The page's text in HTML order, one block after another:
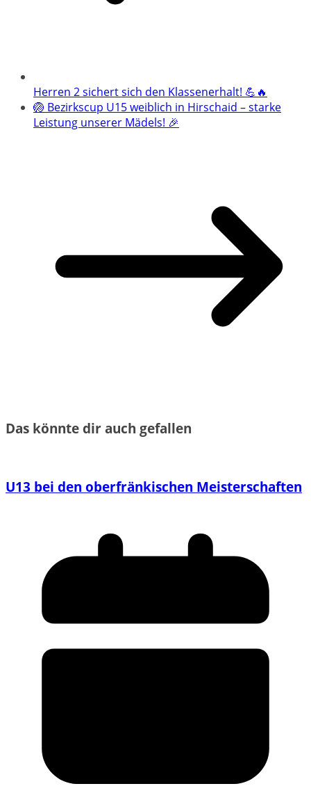
Herren 2 sichert sich den Klassenerhalt! 💪🔥
🏐 Bezirkscup U15 weiblich in Hirschaid – starke
Leistung unserer Mädels! 🎉
Das könnte dir auch gefallen
U13 bei den oberfränkischen Meisterschaften